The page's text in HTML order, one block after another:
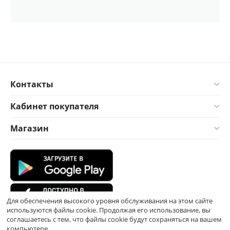
Контакты
Кабинет покупателя
Магазин
Для обеспечения высокого уровня обслуживания на этом сайте
используются файлы cookie. Продолжая его использование, вы
соглашаетесь с тем, что файлы cookie будут сохраняться на вашем